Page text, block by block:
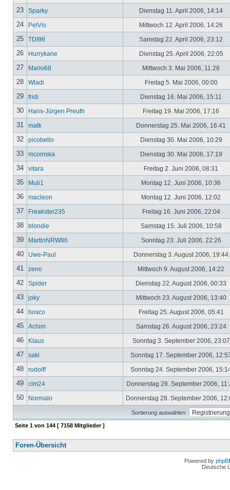
23 Sparky Dienstag 11. April 2006, 14:14
24 PelVis Mittwoch 12. April 2006, 14:26
25 TDI98 Samstag 22. April 2006, 23:12
26 Hurrykane Dienstag 25. April 2006, 22:05
27 Mario68 Mittwoch 3. Mai 2006, 11:26
28 Wladi Freitag 5. Mai 2006, 00:00
29 fridi Dienstag 16. Mai 2006, 15:11
30 Hans-Jürgen Preuth Freitag 19. Mai 2006, 17:16
31 matk Donnerstag 25. Mai 2006, 16:41
32 picobello Dienstag 30. Mai 2006, 10:29
33 mcomska Dienstag 30. Mai 2006, 17:19
34 vitara Freitag 2. Juni 2006, 08:31
35 Muli1 Montag 12. Juni 2006, 10:36
36 macleon Montag 12. Juni 2006, 12:02
37 Freakster235 Freitag 16. Juni 2006, 22:04
38 blondie Samstag 15. Juli 2006, 10:58
39 MartinNRW86 Sonntag 23. Juli 2006, 22:26
40 Uwe-Paul Donnerstag 3. August 2006, 19:44
41 zeno Mittwoch 9. August 2006, 14:22
42 Spider Dienstag 22. August 2006, 00:33
43 joky Mittwoch 23. August 2006, 13:40
44 bosco Freitag 25. August 2006, 05:41
45 Achim Samstag 26. August 2006, 23:24
46 Klaus Sonntag 3. September 2006,
47 saki Sonntag 17. September 2006,
48 rudolff Sonntag 24. September 2006,
49 clm24 Donnerstag 28. September 2006,
50 Normalo Donnerstag 28. September 2006,
Sortierung auswählen:
Seite 1 von 144 [ 7158 Mitglieder ]
Foren-Übersicht
Powered by
Deutsche